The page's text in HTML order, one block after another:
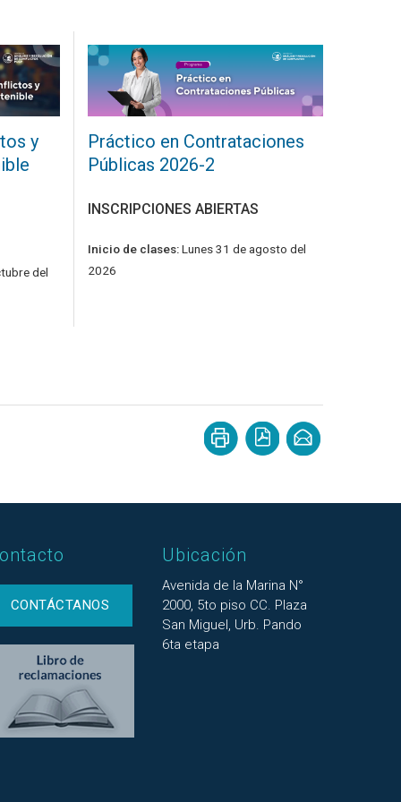
y
del
Práctico en Contrataciones
Públicas 2026-2
INSCRIPCIONES ABIERTAS
Inicio de clases:Lunes 31 de agosto del
2026
CONTÁCTANOS
Ubicación
Avenida de la Marina N°
2000, 5to piso CC. Plaza
San Miguel, Urb. Pando
6ta etapa